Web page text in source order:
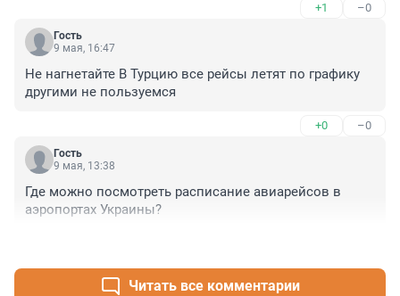
+1 –0
Гость
9 мая, 16:47
Не нагнетайте В Турцию все рейсы летят по графику
другими не пользуемся
+0 –0
Гость
9 мая, 13:38
Где можно посмотреть расписание авиарейсов в
аэропортах Украины?
Читать все комментарии